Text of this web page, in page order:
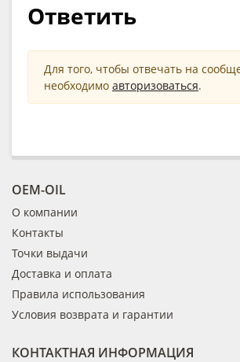
Ответить
Для того, чтобы отвечать на
необходимо авторизоваться.
OEM-OIL
О компании
Контакты
Точки выдачи
Доставка и оплата
Правила использования
Условия возврата и гарантии
КОНТАКТНАЯ ИНФОРМАЦИЯ